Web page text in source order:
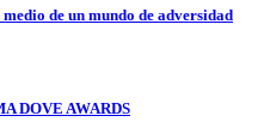
de un mundo de adversidad
DOVE AWARDS